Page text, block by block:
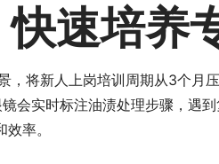
速培养
将新人上岗培训周期从3个月
会实时标注油渍处理步骤，遇
率。